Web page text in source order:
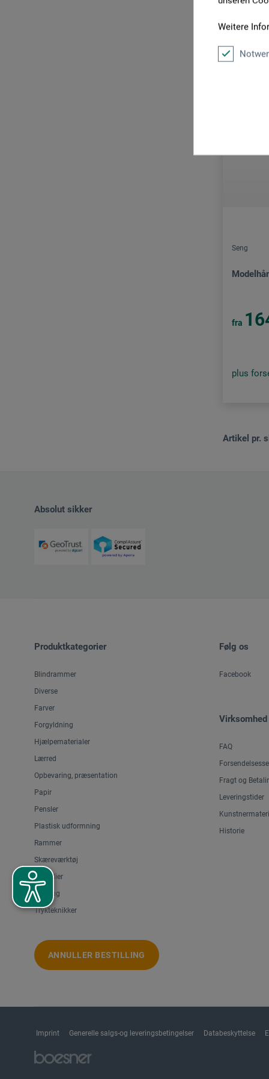
Weitere
Seng
fra
plus
Artikel pr.
Absolut sikker
Produktkategorier
Blindrammer
Diverse
Farver
Forgyldning
Hjælpematerialer
Lærred
Opbevaring, præsentation
Papir
Pensler
Plastisk udformning
Rammer
Skæreværktøj
Staffelier
Tegning
Trykteknikker
ANNULLER BESTILLING
Følg os
Facebook
Virksomhed
FAQ
Fragt og
Leveringstider
Historie
Imprint Generelle salgs-og leveringsbetingelser Databeskyttelse